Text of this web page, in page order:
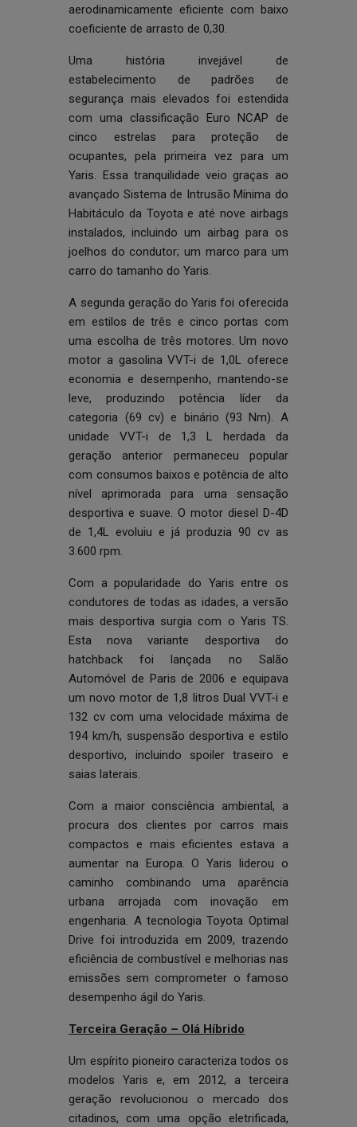
aerodinamicamente eficiente com baixo
coeficiente de arrasto de 0,30.
Uma história invejável de
estabelecimento de padrões de
segurança mais elevados foi estendida
com uma classificação Euro NCAP de
cinco estrelas para proteção de
ocupantes, pela primeira vez para um
Yaris. Essa tranquilidade veio graças ao
avançado Sistema de Intrusão Mínima do
Habitáculo da Toyota e até nove airbags
instalados, incluindo um airbag para os
joelhos do condutor; um marco para um
carro do tamanho do Yaris.
A segunda geração do Yaris foi oferecida
em estilos de três e cinco portas com
uma escolha de três motores. Um novo
motor a gasolina VVT-i de 1,0L oferece
economia e desempenho, mantendo-se
leve, produzindo potência líder da
categoria (69 cv) e binário (93 Nm). A
unidade VVT-i de 1,3 L herdada da
geração anterior permaneceu popular
com consumos baixos e potência de alto
nível aprimorada para uma sensação
desportiva e suave. O motor diesel D-4D
de 1,4L evoluiu e já produzia 90 cv as
3.600 rpm.
Com a popularidade do Yaris entre os
condutores de todas as idades, a versão
mais desportiva surgia com o Yaris TS.
Esta nova variante desportiva do
hatchback foi lançada no Salão
Automóvel de Paris de 2006 e equipava
um novo motor de 1,8 litros Dual VVT-i e
132 cv com uma velocidade máxima de
194 km/h, suspensão desportiva e estilo
desportivo, incluindo spoiler traseiro e
saias laterais.
Com a maior consciência ambiental, a
procura dos clientes por carros mais
compactos e mais eficientes estava a
aumentar na Europa. O Yaris liderou o
caminho combinando uma aparência
urbana arrojada com inovação em
engenharia. A tecnologia Toyota Optimal
Drive foi introduzida em 2009, trazendo
eficiência de combustível e melhorias nas
emissões sem comprometer o famoso
desempenho ágil do Yaris.
Terceira Geração – Olá Híbrido
Um espírito pioneiro caracteriza todos os
modelos Yaris e, em 2012, a terceira
geração revolucionou o mercado dos
citadinos, com uma opção eletrificada,